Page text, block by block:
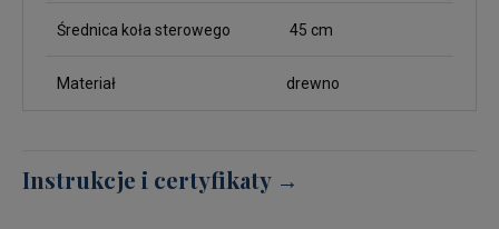
Średnica koła sterowego 45 cm
Materiał drewno
Instrukcje i certyfikaty →